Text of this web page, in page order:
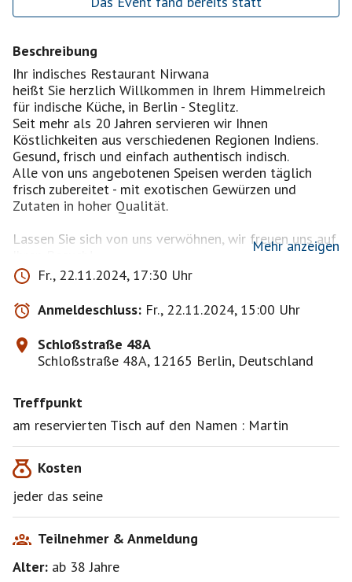
Beschreibung
Ihr indisches Restaurant Nirwana
heißt Sie herzlich Willkommen in Ihrem Himmelreich
für indische Küche, in Berlin - Steglitz.
Seit mehr als 20 Jahren servieren wir Ihnen
Köstlichkeiten aus verschiedenen Regionen Indiens.
Gesund, frisch und einfach authentisch indisch.
Alle von uns angebotenen Speisen werden täglich
frisch zubereitet - mit exotischen Gewürzen und
Zutaten in hoher Qualität.
Lassen Sie sich von uns verwöhnen, wir freuen uns auf
Wir bieten Ihnen unter anderem:
Große Auswahl an vegetarischen Gerichten
Preiswerte Mittagsmenüs ab 7,90 €
Ausreichend Patz für Ihre Feierlichkeiten
Leckere Cocktails, auch alkoholfrei, ab 5,50 €
Sie finden uns in unmittelbarer Nähe zum Adria Kino
schönen Kino- oder Theaterbesuch in unserem
indischen Restaurant beginnen oder ausklingen.
https://nirwana-restaurant.de/#menue
Mehr anzeigen
Fr., 22.11.2024, 17:30 Uhr
Anmeldeschluss: Fr., 22.11.2024, 15:00 Uhr
Schloßstraße 48A
Schloßstraße 48A, 12165 Berlin, Deutschland
Treffpunkt
am reservierten Tisch auf den Namen : Martin
Kosten
jeder das seine
Teilnehmer & Anmeldung
Alter: ab 38Jahre